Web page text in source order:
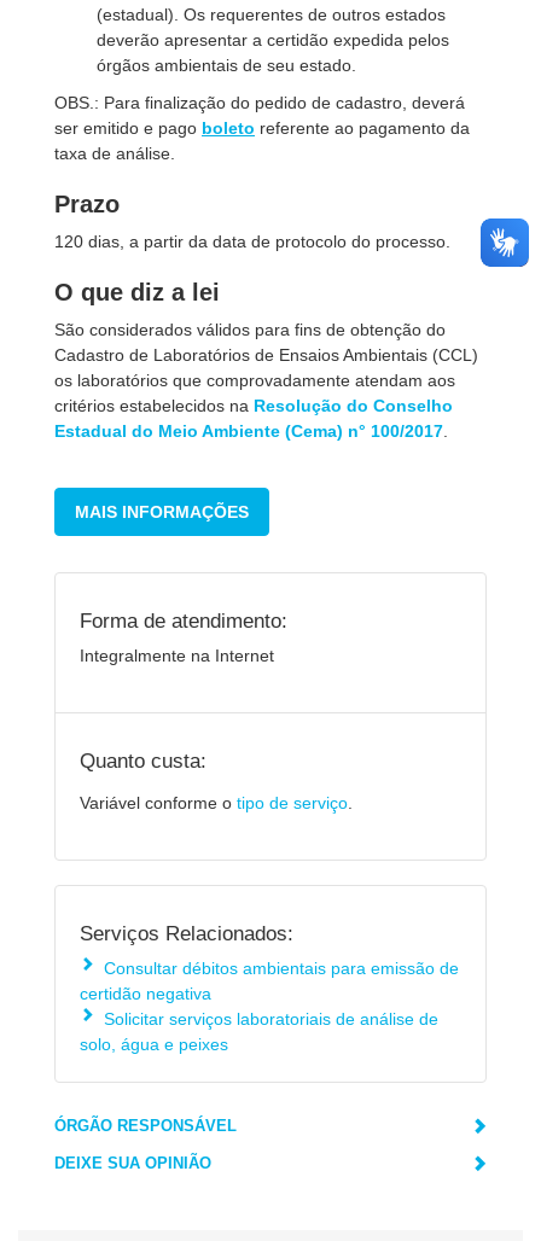
(estadual). Os requerentes de outros estados
deverão apresentar a certidão expedida pelos
órgãos ambientais de seu estado.
OBS.: Para finalização do pedido de cadastro, deverá
ser emitido e pago boleto referente ao pagamento da
taxa de análise.
Prazo
120 dias, a partir da data de protocolo do processo.
O que diz a lei
São considerados válidos para fins de obtenção do
Cadastro de Laboratórios de Ensaios Ambientais (CCL)
os laboratórios que comprovadamente atendam aos
critérios estabelecidos na Resolução do Conselho
Estadual do Meio Ambiente (Cema) n° 100/2017
MAIS INFORMAÇÕES
Forma de atendimento:
Integralmente na Internet
Quanto custa:
Variável conforme o tipo de serviço
Serviços Relacionados:
Consultar débitos ambientais para emissão de
certidão negativa
Solicitar serviços laboratoriais de análise de
solo, água e peixes
ÓRGÃO RESPONSÁVEL
DEIXE SUA OPINIÃO